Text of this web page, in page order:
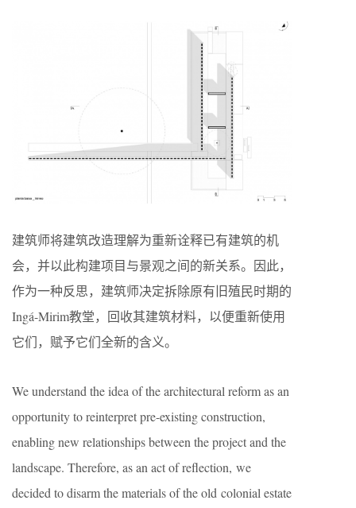
建筑师将建筑改造理解为重新诠释已有建筑的机
会，并以此构建项目与景观之间的新关系。因此，
作为一种反思，建筑师决定拆除原有旧殖民时期的
Ingá-Mirim教堂，回收其建筑材料，以便重新使用
它们，赋予它们全新的含义。
We understand the idea of the architectural reform as an
opportunity to reinterpret pre-existing construction,
enabling new relationships between the project and the
landscape. Therefore, as an act of reflection, we
decided to disarm the materials of the old colonial estate